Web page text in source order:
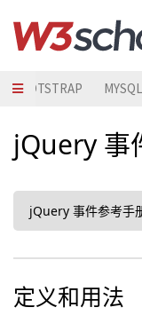
BOOTSTRAP MYSQL
jQuery 事
jQuery 事件参考手
定义和用法